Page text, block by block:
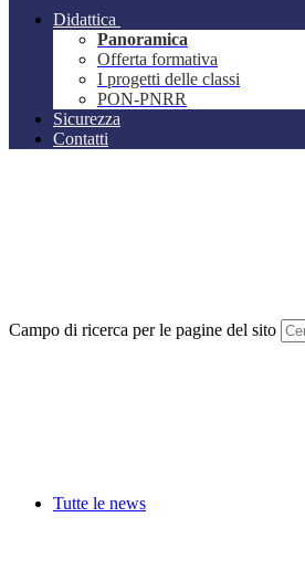
Didattica
Panoramica
Offerta formativa
I progetti delle classi
PON-PNRR
Sicurezza
Contatti
Campo di ricerca per le pagine del sito
Tutte le news